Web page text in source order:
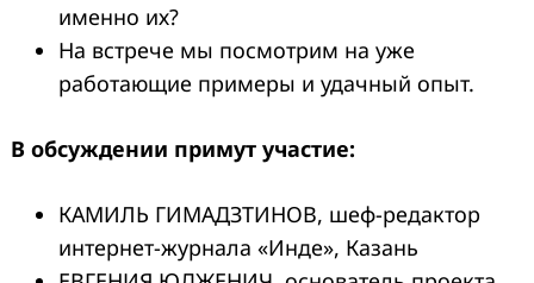
именно их?
На встрече мы посмотрим на уже
работающие примеры и удачный опыт.
В обсуждении примут участие:
КАМИЛЬ ГИМАДЗТИНОВ, шеф-редактор
интернет-журнала «Инде», Казань